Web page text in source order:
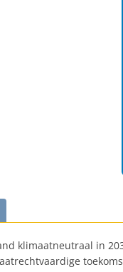
klimaatneutraal in